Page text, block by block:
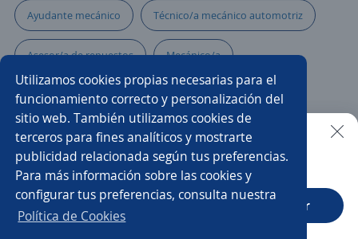
Ayudante mecánico Técnico/a mecánico automotriz
Asesor/a de repuestos Mecánico/a
Técnico/a de mantenimiento Asesor/a de servicio
Técnico/a electricista Técnico/a
Mecánico automotriz Jefe/a de taller
Técnico automotriz
Buscar es más fácil en la app
CT App Abrir
Utilizamos cookies propias necesarias para el
funcionamiento correcto y personalización del
sitio web. También utilizamos cookies de
terceros para fines analíticos y mostrarte
publicidad relacionada según tus preferencias.
Para más información sobre las cookies y
configurar tus preferencias, consulta nuestra
Política de Cookies